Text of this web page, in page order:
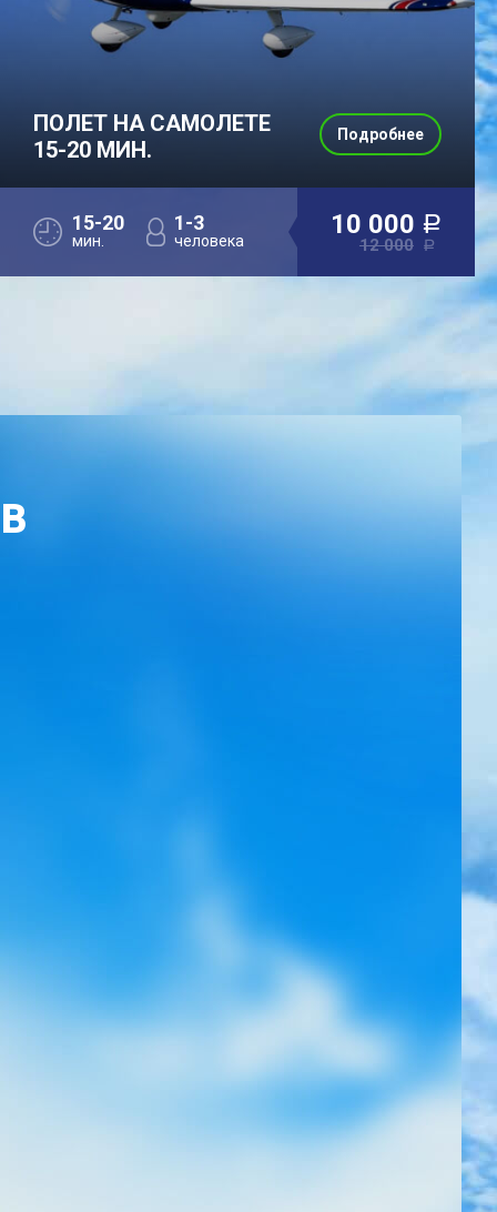
ПОЛЕТ НА САМОЛЕТЕ
15-20 МИН.
15-20
мин.
1-3
человека
10 000 a
12 000 a
Подробнее